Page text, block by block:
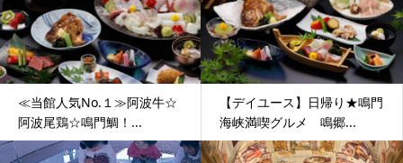
≪当館人気No.１≫阿波牛☆
阿波尾鶏☆鳴門鯛！...
【デイユース】日帰り★鳴門
海峡満喫グルメ 鳴郷...